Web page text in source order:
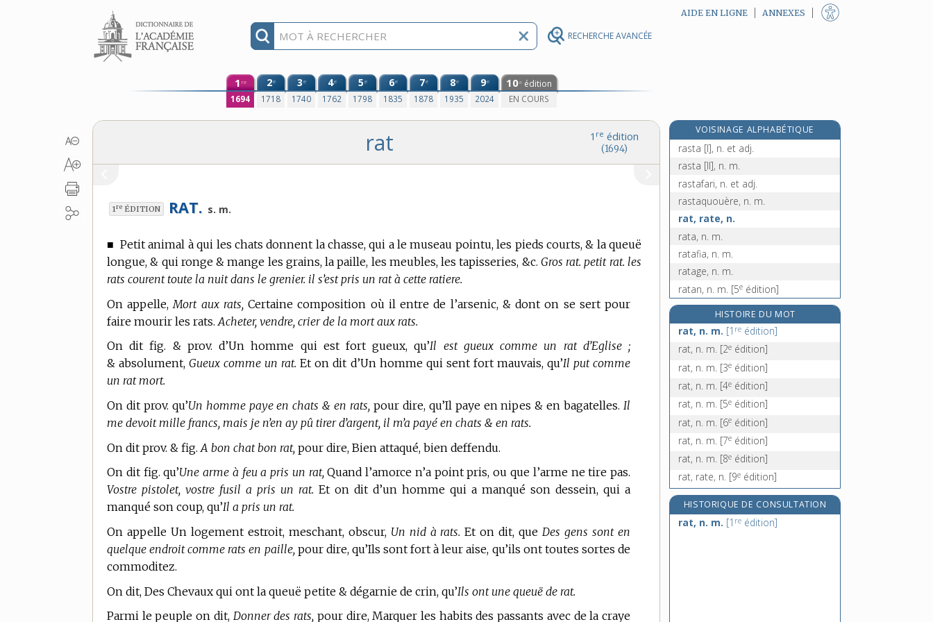
RECHERCHE AVANCÉE
Aller au contenu AIDE EN LIGNE ANNEXES
1 re
1694
2e
1718
3e
1740
4e
1762
5e
1798
6e
1835
7e
1878
8e
1935
9e
2024
10e édition
EN COURS
1 re édition
(1694)
rat
1re ÉDITION RAT. s. m.
■Petit animal à qui les chats donnent la chasse, qui a le museau pointu, les pieds courts, & la queuë
longue, & qui ronge & mange les grains, la paille, les meubles, les tapisseries, &c. Gros rat. petit rat. les
rats courent toute la nuit dans le grenier. il s’est pris un rat à cette ratiere.
On appelle, Mort aux rats, Certaine composition où il entre de l’arsenic, & dont on se sert pour
faire mourir les rats. Acheter, vendre, crier de la mort aux rats.
On dit fig. & prov. d’Un homme qui est fort gueux, qu’Il est gueux comme un rat d’Eglise ;
& absolument,Gueux comme un rat. Et on dit d’Un homme qui sent fort mauvais, qu’Il put comme
un rat mort.
On dit prov. qu’Un homme paye en chats & en rats, pour dire, qu’Il paye en nipes & en bagatelles. Il
me devoit mille francs, mais je n’en ay pû tirer d’argent, il m’a payé en chats & en rats.
On dit prov. & fig. A bon chat bon rat, pour dire, Bien attaqué, bien deffendu.
On dit fig. qu’Une arme à feu a pris un rat,Quand l’amorce n’a point pris, ou que l’arme ne tire pas.
Vostre pistolet, vostre fusil a pris un rat. Et on dit d’un homme qui a manqué son dessein, qui a
manqué son coup, qu’Il a pris un rat.
On appelle Un logement estroit, meschant, obscur, Un nid à rats. Et on dit, que Des gens sont en
quelque endroit comme rats en paille, pour dire, qu’Ils sont fort à leur aise, qu’ils ont toutes sortes de
commoditez.
On dit, Des Chevaux qui ont la queuë petite & dégarnie de crin, qu’Ils ont une queuë de rat.
Parmi le peuple on dit, Donner des rats, pour dire, Marquer les habits des passants avec de la craye
VOISINAGE ALPHABÉTIQUE
rassurer, v. tr.
rasta [I], n. et adj.
rasta [II], n. m.
rastafari, n. et adj.
rastaquouère, n. m.
rat, rate, n.
rata, n. m.
ratafia, n. m.
ratage, n. m.
ratan, n. m. [5e édition]
ratanhia, n. m.
rataplan !, interj.
ratapoil, n. m.
HISTOIRE DU MOT
rat, n. m. [1 re édition]
rat, n. m. [2e édition]
rat, n. m. [3e édition]
rat, n. m. [4e édition]
rat, n. m. [5e édition]
rat, n. m. [6e édition]
rat, n. m. [7e édition]
rat, n. m. [8e édition]
rat, rate, n. [9e édition]
HISTORIQUE DE CONSULTATION
rat, n. m. [1 re édition]